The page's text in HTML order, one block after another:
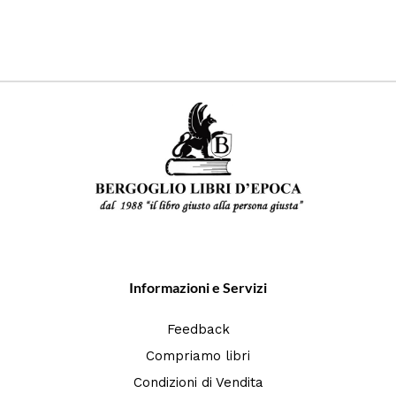
Informazioni e Servizi
Feedback
Compriamo libri
Condizioni di Vendita